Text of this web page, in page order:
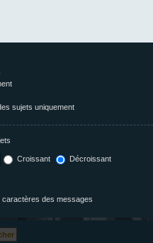
sujets uniquement
Croissant Décroissant
caractères des messages